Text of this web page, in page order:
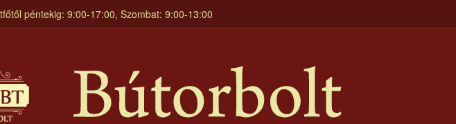
péntekig: 9:00-17:00, Szombat: 9:00-13:00